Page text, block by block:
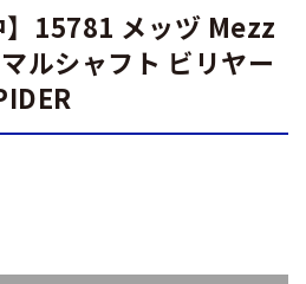
】15781 メッヅ Mezz
ルシャフト ビリヤー